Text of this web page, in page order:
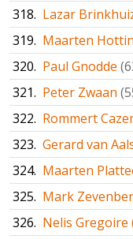
318. Lazar
319. Maarten
320. Paul Gnodde
321. Peter Zwaan
322. Rommert
323. Gerard van
324. Maarten
325. Mark
326. Nelis Gregoire